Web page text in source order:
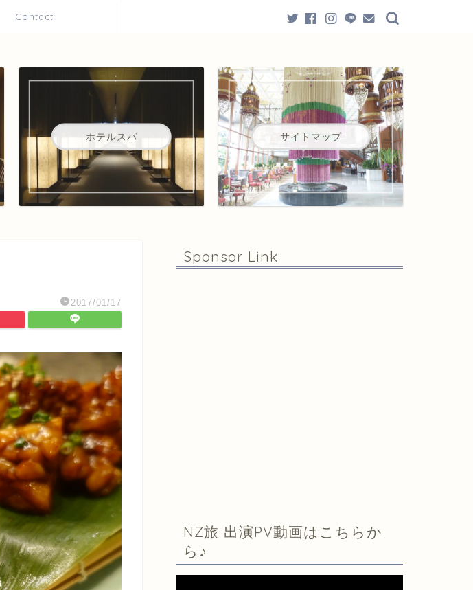
Contact
ホテルスパ サイトマップ
2017/01/17
Sponsor Link
NZ旅 出演PV動画はこちらか
ら♪